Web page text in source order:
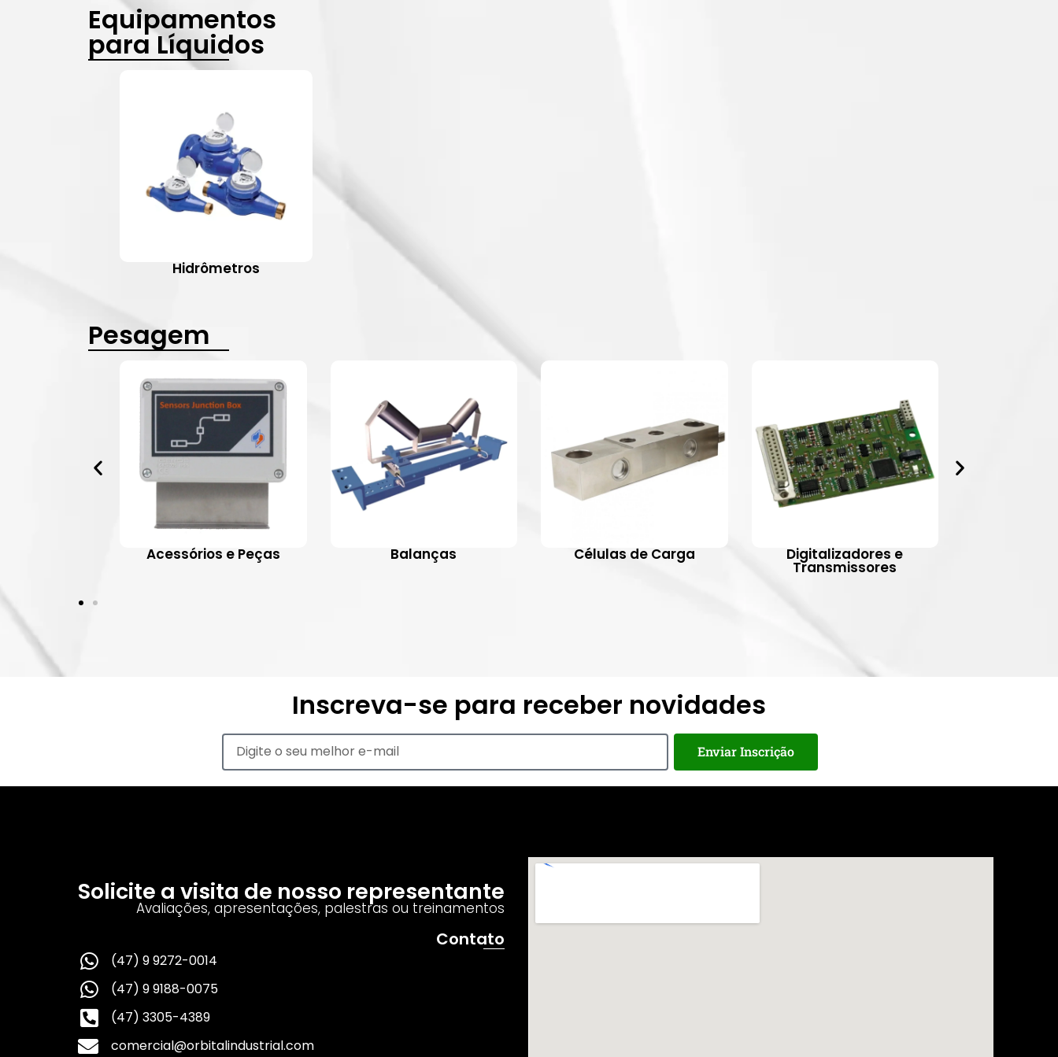
Equipamentos
para Líquidos
Hidrômetros
Pesagem
Acessórios e Peças Balanças Células de Carga Digitalizadores e
Transmissores
Inscreva-se para receber novidades
Enviar Inscrição
Solicite a visita de nosso representante
Avaliações, apresentações, palestras ou treinamentos
Contato
(47) 9 9272-0014
(47) 9 9188-0075
(47) 3305-4389
comercial@orbitalindustrial.com